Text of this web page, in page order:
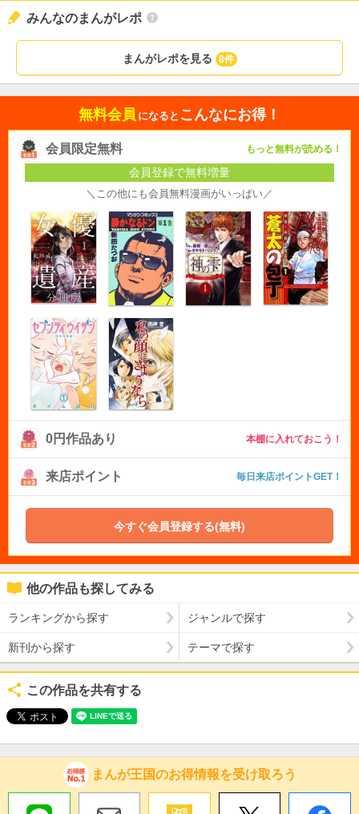
みんなのまんがレポ
まんがレポを見る 8件
無料会員 になると こんなにお得！
会員限定無料 もっと無料が読める！
会員登録で無料増量
＼この他にも会員無料漫画がいっぱい／
0円作品あり 本棚に入れておこう！
来店ポイント 毎日来店ポイントGET！
今すぐ会員登録する(無料)
他の作品も探してみる
ランキングから探す ジャンルで探す
新刊から探す テーマで探す
この作品を共有する
まんが王国のお得情報を受け取ろう